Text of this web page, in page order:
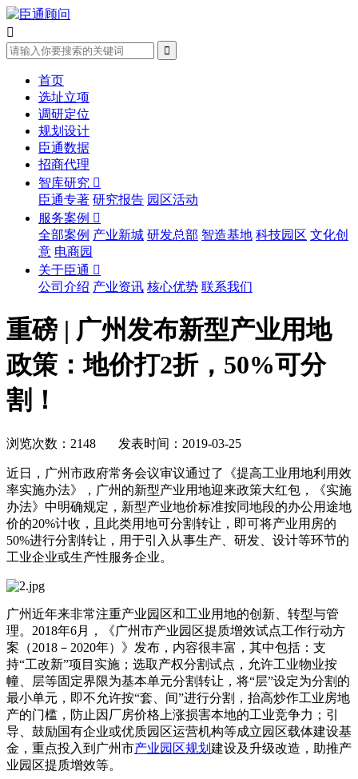


首页
选址立项
调研定位
规划设计
臣通数据
招商代理
智库研究 
臣通专著 研究报告 园区活动
服务案例 
全部案例 产业新城 研发总部 智造基地 科技园区 文化创
意 电商园
关于臣通 
公司介绍 产业资讯 核心优势 联系我们
重磅 | 广州发布新型产业用地
政策：地价打2折，50%可分
割！
浏览次数：2148 发表时间：2019-03-25
近日，广州市政府常务会议审议通过了《提高工业用地利用效
率实施办法》，广州的新型产业用地迎来政策大红包，《实施
办法》中明确规定，新型产业地价标准按同地段的办公用途地
价的20%计收，且此类用地可分割转让，即可将产业用房的
50%进行分割转让，用于引入从事生产、研发、设计等环节的
工业企业或生产性服务企业。
广州近年来非常注重产业园区和工业用地的创新、转型与管
理。2018年6月，《广州市产业园区提质增效试点工作行动方
案（2018－2020年）》发布，内容很丰富，其中包括：支
持“工改新”项目实施；选取产权分割试点，允许工业物业按
幢、层等固定界限为基本单元分割转让，将“层”设定为分割的
最小单元，即不允许按“套、间”进行分割，抬高炒作工业房地
产的门槛，防止因厂房价格上涨损害本地的工业竞争力；引
导、鼓励国有企业或优质园区运营机构等成立园区载体建设基
金，重点投入到广州市产业园区规划 建设及升级改造，助推产
业园区提质增效等。